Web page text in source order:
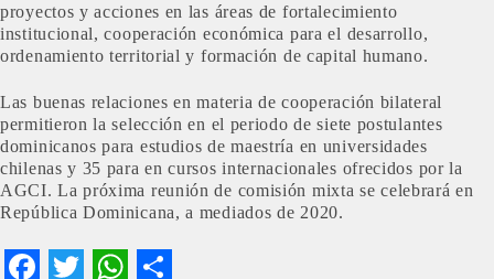
proyectos y acciones en las áreas de fortalecimiento
institucional, cooperación económica para el desarrollo,
ordenamiento territorial y formación de capital humano.
Las buenas relaciones en materia de cooperación bilateral
permitieron la selección en el periodo de siete postulantes
dominicanos para estudios de maestría en universidades
chilenas y 35 para en cursos internacionales ofrecidos por la
AGCI. La próxima reunión de comisión mixta se celebrará en
República Dominicana, a mediados de 2020.